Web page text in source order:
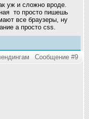
уж и сложно вроде.
то просто пишешь
все браузеры, ну
а просто css.
Сообщение #9